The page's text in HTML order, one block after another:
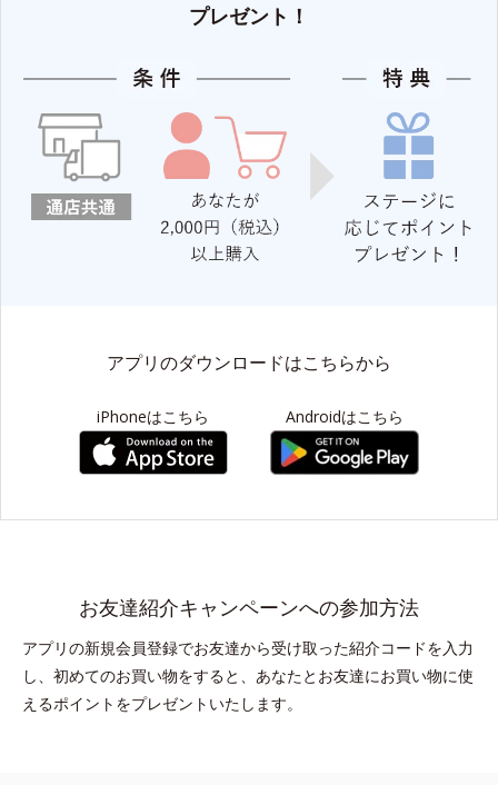
プレゼント！
アプリのダウンロードはこちらから
iPhoneはこちら Androidはこちら
お友達紹介キャンペーンへの参加方法
アプリの新規会員登録でお友達から受け取った紹介コードを入力
し、初めてのお買い物をすると、 あなたとお友達にお買い物に使
えるポイントをプレゼントいたします。